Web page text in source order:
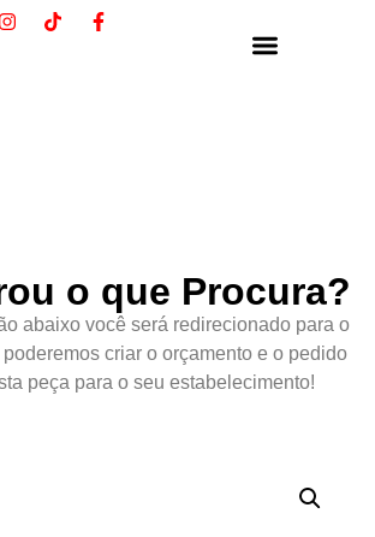
o que Procura?
abaixo você será redirecionado para o
criar o orçamento e o pedido
peça para o seu estabelecimento!